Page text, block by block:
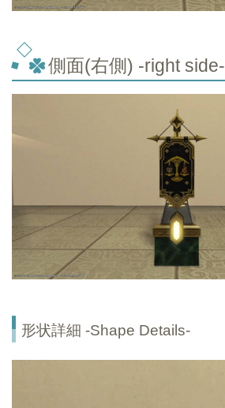
側面(右側) -right side-
形状詳細 -Shape Details-